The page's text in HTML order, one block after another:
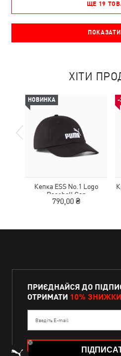
ЩЕ 19
ХІТИ
НОВИНКА
Кепка ESS No.1 Logo
Baseball Cap
790,00 ₴
-
ПРИЄДНАЙСЯ ДО
ОТРИМАТИ 10% ЗНИЖКИ
Введіть E-mail